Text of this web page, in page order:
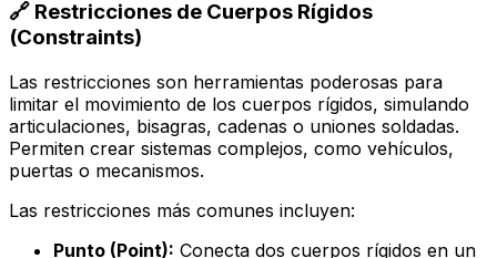
🔗 Restricciones de Cuerpos Rígidos
(Constraints)
Las restricciones son herramientas poderosas para
limitar el movimiento de los cuerpos rígidos, simulando
articulaciones, bisagras, cadenas o uniones soldadas.
Permiten crear sistemas complejos, como vehículos,
puertas o mecanismos.
Las restricciones más comunes incluyen:
Punto (Point): Conecta dos cuerpos rígidos en un